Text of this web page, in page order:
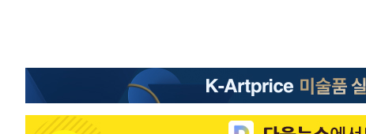
-4314초 전 >
온열질환 사망자 3명 늘어…누적 환자 3000명 돌파
29분 전 >강릉에 시간당 81.4㎜ 물폭탄…도로 잠기고 담벼락 붕괴
1시간 전 >백운산서 80년근 천종산삼 9뿌리 발견…감정가 1.3억원